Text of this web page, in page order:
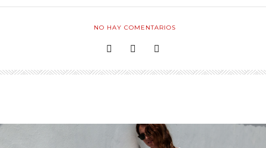
NO HAY COMENTARIOS